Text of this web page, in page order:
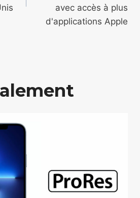
avec accès à plus
d'applications Apple